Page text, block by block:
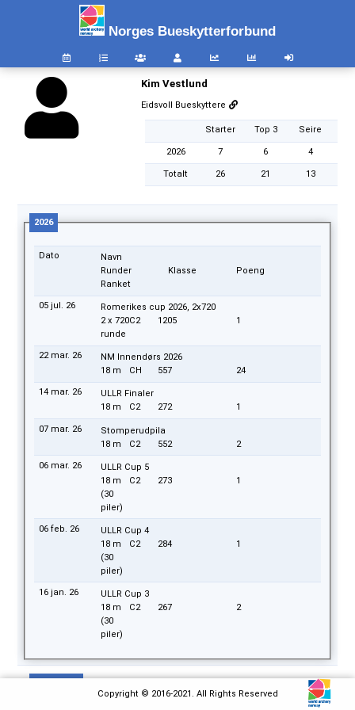
Norges Bueskytterforbund
Kim Vestlund
Eidsvoll Bueskyttere
Starter Top 3 Seire
2026 7 6 4
Totalt 26 21 13
2026
Dato
Navn
Runder
Klasse
Poeng
Ranket
05 jul. 26
Romerikes cup 2026, 2x720
2 x 720
runde
C2 1205 1
22 mar. 26
NM Innendørs 2026
18 m
CH 557 24
14 mar. 26
ULLR Finaler
18 m
C2 272 1
07 mar. 26
Stomperudpila
18 m
C2 552 2
06 mar. 26
ULLR Cup 5
18 m
(30
piler)
C2 273 1
06 feb. 26
ULLR Cup 4
18 m
(30
piler)
C2 284 1
16 jan. 26
ULLR Cup 3
18 m
(30
piler)
C2 267 2
Copyright © 2016-2021. All Rights Reserved